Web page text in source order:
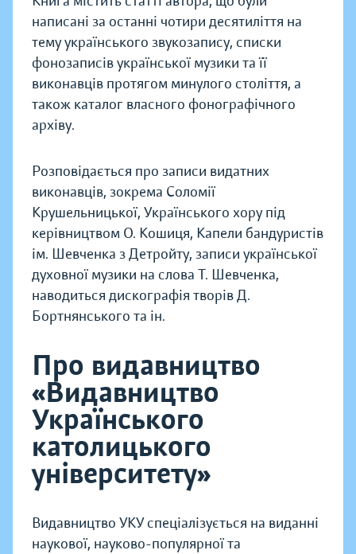
написані за останні чотири десятиліття на
тему українського звукозапису, списки
фонозаписів української музики та її
виконавців протягом минулого століття, а
також каталог власного фонографічного
архіву.
Розповідається про записи видатних
виконавців, зокрема Соломії
Крушельницької, Українського хору під
керівництвом О. Кошиця, Капели бандуристів
ім. Шевченка з Детройту, записи української
духовної музики на слова Т. Шевченка,
наводиться дискографія творів Д.
Бортнянського та ін.
Про видавництво
«Видавництво
Українського
католицького
університету»
Видавництво УКУ спеціалізується на виданні
наукової, науково-популярної та